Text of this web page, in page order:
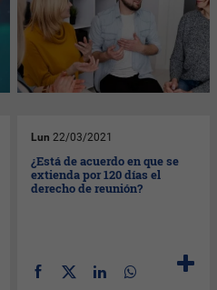
Lun 22/03/2021
¿Está de acuerdo en que se
extienda por 120 días el
derecho de reunión?